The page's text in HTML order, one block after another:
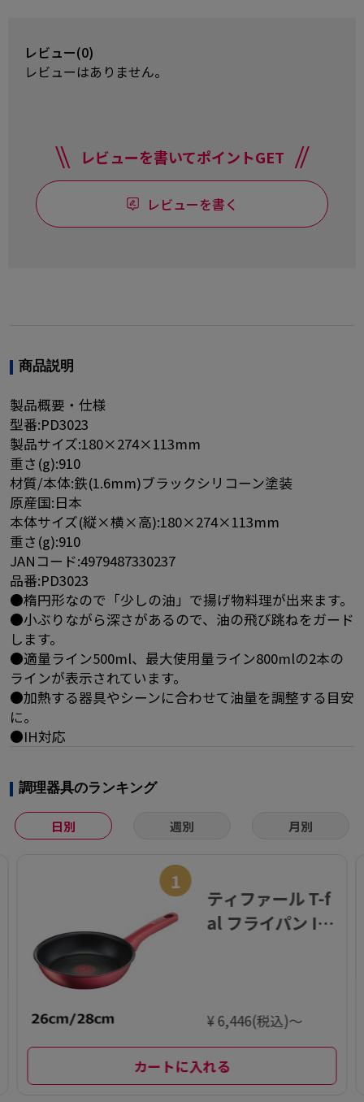
レビュー(0)
レビューはありません。
レビューを書いてポイントGET
レビューを書く
商品説明
製品概要・仕様
型番:PD3023
製品サイズ:180×274×113mm
重さ(g):910
材質/本体:鉄(1.6mm)ブラックシリコーン塗装
原産国:日本
本体サイズ(縦×横×高):180×274×113mm
重さ(g):910
JANコード:4979487330237
品番:PD3023
●楕円形なので「少しの油」で揚げ物料理が出来ます。
●小ぶりながら深さがあるので、油の飛び跳ねをガード
します。
●適量ライン500ml、最大使用量ライン800mlの2本の
ラインが表示されています。
●加熱する器具やシーンに合わせて油量を調整する目安
に。
●IH対応
調理器具のランキング
日別 週別 月別
1
ティファール T-f
al フライパン IH
¥ 6,446(税込)～
カートに入れる